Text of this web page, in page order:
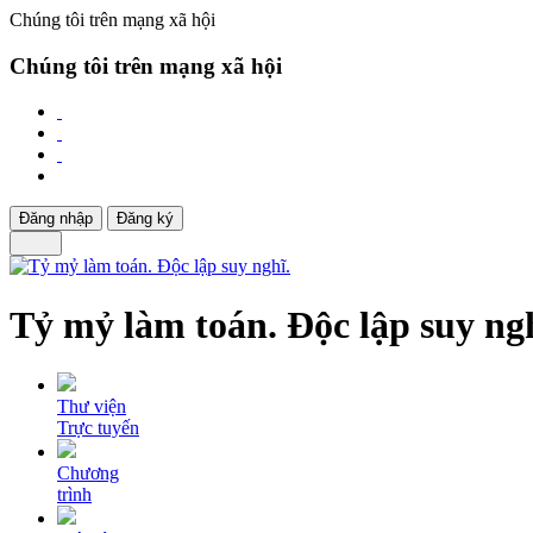
Chúng tôi trên mạng xã hội
Chúng tôi trên mạng xã hội
Đăng nhập Đăng ký
Tỷ mỷ làm toán. Độc lập suy
Thư viện
Trực tuyến
Chương
trình